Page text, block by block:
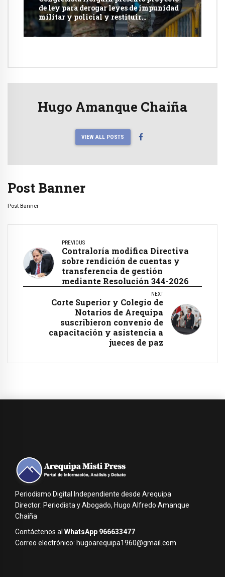
de ley para derogar leyes de impunidad
militar y policial y restituir
competencia de justicia ordinaria
Hugo Amanque Chaiña
VIEW ALL POSTS
Post Banner
Post Banner
PREVIOUS
Contraloría modifica Directiva
sobre rendición de cuentas y
transferencia de gestión
mediante Resolución 344-2026
NEXT
Corte Superior y Colegio de
Notarios de Arequipa
suscribieron convenio de
capacitación y asistencia a
jueces de paz
Periodismo Digital Independiente desde Arequipa
Director: Periodista y Abogado, Hugo Alfredo Amanque
Chaiña
Contáctenos al WhatsApp 966633477
Correo electrónico: hugoarequipa1960@gmail.com